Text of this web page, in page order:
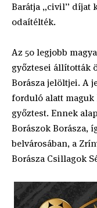
Barátja „civil” díjat
odaítélték.
Az 50 legjobb
győztesei állították
Borásza jelöltjei. A
forduló alatt maguk
győztest. Ennek
Borászok Borásza,
belvárosában, a
Borásza Csillagok